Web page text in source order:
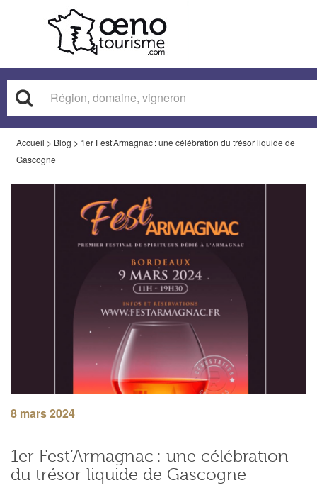
Accueil > Blog > 1er Fest’Armagnac : une célébration du trésor liquide de
Gascogne
8 mars 2024
1er Fest’Armagnac : une célébration
du trésor liquide de Gascogne